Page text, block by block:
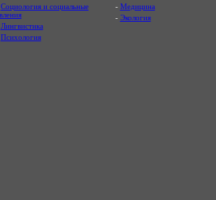
Социология и социальные
Лингвистика
Психология
- Медицина
- Экология